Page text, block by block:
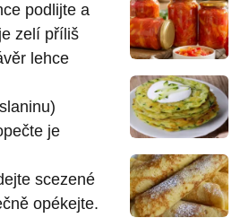
podlijte a
zelí příliš
lehce
je
scezené
opékejte.